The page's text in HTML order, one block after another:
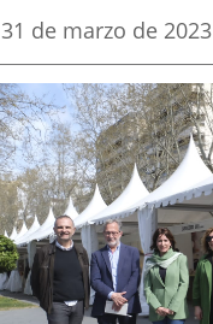
Fecha
la
noticia
31 de marzo de 2023